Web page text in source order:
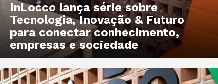
InLocco lança série sobre
Tecnologia, Inovação & Futuro
para conectar conhecimento,
empresas e sociedade